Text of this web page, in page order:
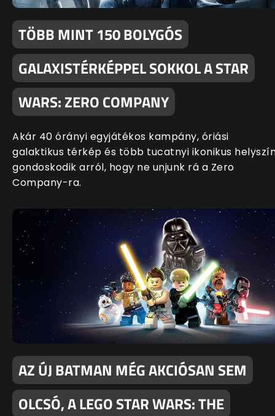
TÖBB MINT 150 BOLYGÓS
GALAXISTÉRKÉPPEL SOKKOL A STAR
WARS: ZERO COMPANY
Akár 40 órányi egyjátékos kampány, óriási
galaktikus térkép és több tucatnyi ikonikus
gondoskodik arról, hogy ne unjunk rá a Zero
Company-ra.
AZ ÚJ BATMAN MÉG AKCIÓSAN SEM
OLCSÓ, A LEGO STAR WARS: THE